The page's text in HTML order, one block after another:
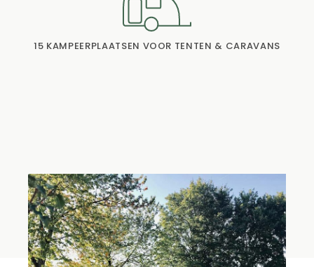
15 KAMPEERPLAATSEN VOOR TENTEN & CARAVANS